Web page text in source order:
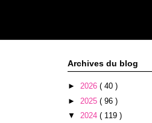
Archives du blog
► 2026 ( 40 )
► 2025 ( 96 )
▼ 2024 ( 119 )